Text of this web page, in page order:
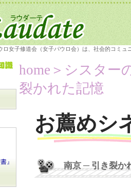
ロ女子修道会（女子パウロ会）は、社会的コミ
』
home ＞シスター
裂かれた記憶
お薦めシ
南京 ─ 引き裂か